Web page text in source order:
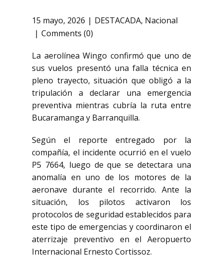
15 mayo, 2026 DESTACADA, Nacional
Comments (0)
La aerolínea Wingo confirmó que uno de
sus vuelos presentó una falla técnica en
pleno trayecto, situación que obligó a la
tripulación a declarar una emergencia
preventiva mientras cubría la ruta entre
Bucaramanga y Barranquilla.
Según el reporte entregado por la
compañía, el incidente ocurrió en el vuelo
P5 7664, luego de que se detectara una
anomalía en uno de los motores de la
aeronave durante el recorrido. Ante la
situación, los pilotos activaron los
protocolos de seguridad establecidos para
este tipo de emergencias y coordinaron el
aterrizaje preventivo en el Aeropuerto
Internacional Ernesto Cortissoz.